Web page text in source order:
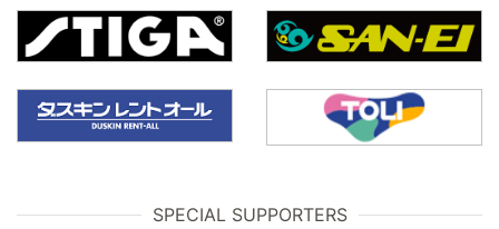
SPECIAL SUPPORTERS